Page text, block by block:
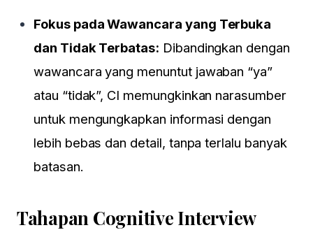
Fokus pada Wawancara yang Terbuka
dan Tidak Terbatas: Dibandingkan dengan
wawancara yang menuntut jawaban “ya”
atau “tidak”, CI memungkinkan narasumber
untuk mengungkapkan informasi dengan
lebih bebas dan detail, tanpa terlalu banyak
batasan.
Tahapan Cognitive Interview